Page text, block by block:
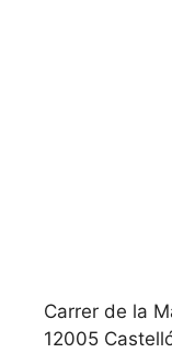
Carrer de la
12005